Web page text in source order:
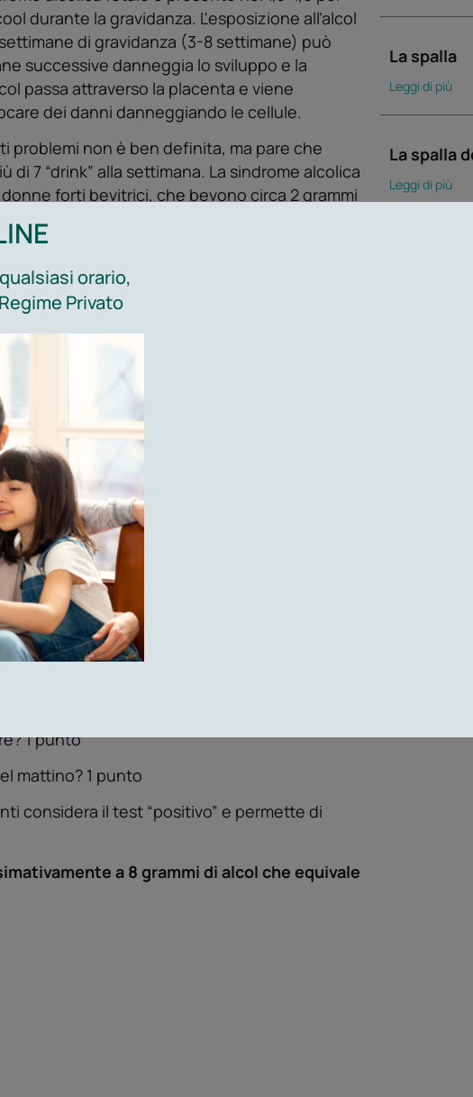
durante la gravidanza. Ľesposizione alľalcol
di gravidanza (3-8 settimane) può
successive danneggia lo sviluppo e la
passa attraverso la placenta e viene
dei danni danneggiando le cellule.
problemi non è ben definita, ma pare che
7 “drink” alla settimana. La sindrome alcolica
forti bevitrici, che bevono circa 2 grammi
18 “drink” al giorno): il fatto che non tutti i
di ogni bambino alla malattia,
sia ambientali (assunzione
3 “drink” per settimana) nei primi 3 mesi di
mentre un consumo moderato (fra 3 e 7
del peso fetale.
si ha nelle prime settimane di
di essere incinta, è fondamentale
di alcol a livelli inferiori a quelli definiti a
una gravidanza. È estremamente utile
spesso si pensa che i danni feto-
o comunque che tali effetti negativi si
(solo 4 domande) che può essere
(si considera positivo se la donna deve
troppo? 1 punto
1 punto
mattino? 1 punto
considera il test “positivo” e permette di
a 8 grammi di alcol che equivale
La spalla
Leggi di più
La spalla
Leggi di più
La
orario,
Privato